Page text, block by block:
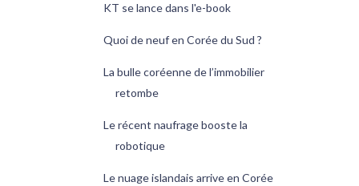
KT se lance dans l'e-book
Quoi de neuf en Corée du Sud ?
La bulle coréenne de l’immobilier
retombe
Le récent naufrage booste la
robotique
Le nuage islandais arrive en Corée